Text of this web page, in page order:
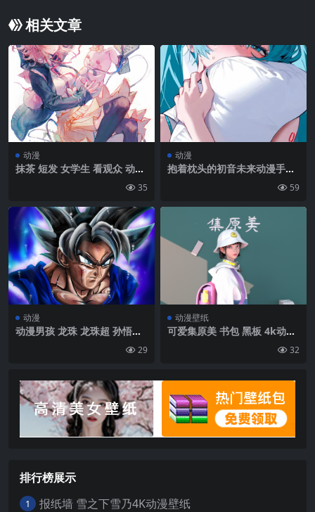
相关文章
动漫
抹茶 短发 女学生 看观众 动漫
nganronpa 肖像展示 泰迪熊
景 控制器 电视|2880×5120
35
动漫
抱着枕头的初音未来动漫手机
59
动漫
动漫男孩 龙珠 龙珠超 孙悟空
29
动漫壁纸
可爱集原美 书包 黑板 4k动漫
32
排行榜展示
1 报纸墙 雪之下雪乃4K动漫壁纸